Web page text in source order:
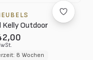
Kelly Outdoor
8 Wochen